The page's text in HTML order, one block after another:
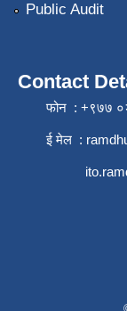
Public Audit
Contact
फोन : +९७७
ई मेल :